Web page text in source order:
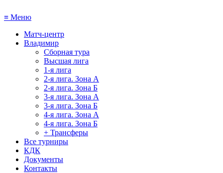
≡ Меню
Матч-центр
Владимир
Сборная тура
Высшая лига
1-я лига
2-я лига. Зона А
2-я лига. Зона Б
3-я лига. Зона А
3-я лига. Зона Б
4-я лига. Зона А
4-я лига. Зона Б
+ Трансферы
Все турниры
КДК
Документы
Контакты